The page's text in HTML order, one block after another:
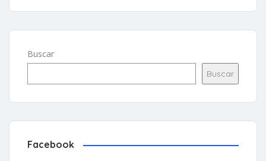
Buscar
Buscar
Facebook